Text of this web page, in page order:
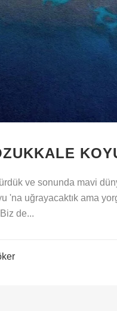
ve sonunda mavi
'na uğrayacaktık ama
de...